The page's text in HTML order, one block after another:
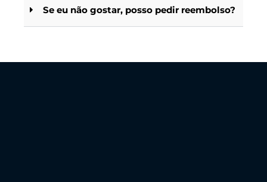
Se eu não gostar, posso pedir reembolso?